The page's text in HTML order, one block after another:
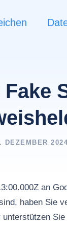
DEZEMBER 2024
an
haben Sie